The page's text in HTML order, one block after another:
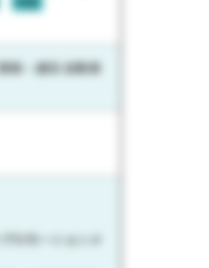
報・通信 自動車
ロモーションメ